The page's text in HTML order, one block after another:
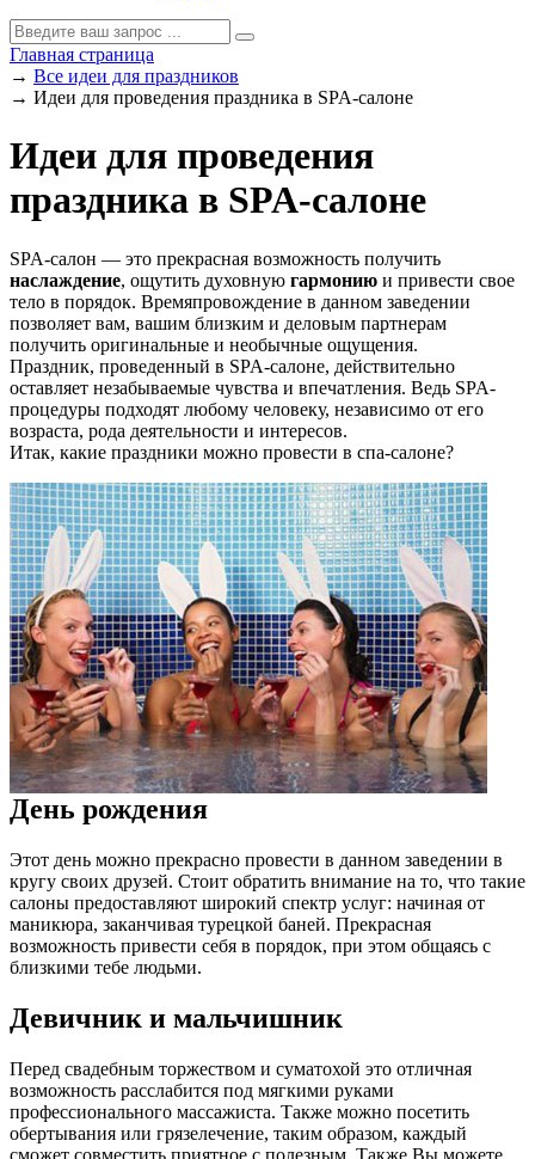
Главная страница
→ Все идеи для праздников
→ Идеи для проведения праздника в SPA-салоне
Идеи для проведения
праздника в SPA-салоне
SPA-салон — это прекрасная возможность получить
наслаждение, ощутить духовную гармонию и привести свое
тело в порядок. Времяпровождение в данном заведении
позволяет вам, вашим близким и деловым партнерам
получить оригинальные и необычные ощущения.
Праздник, проведенный в SPA-салоне, действительно
оставляет незабываемые чувства и впечатления. Ведь SPA-
процедуры подходят любому человеку, независимо от его
возраста, рода деятельности и интересов.
Итак, какие праздники можно провести в спа-салоне?
День рождения
Этот день можно прекрасно провести в данном заведении в
кругу своих друзей. Стоит обратить внимание на то, что такие
салоны предоставляют широкий спектр услуг: начиная от
маникюра, заканчивая турецкой баней. Прекрасная
возможность привести себя в порядок, при этом общаясь с
близкими тебе людьми.
Девичник и мальчишник
Перед свадебным торжеством и суматохой это отличная
возможность расслабится под мягкими руками
профессионального массажиста. Также можно посетить
обертывания или грязелечение, таким образом, каждый
сможет совместить приятное с полезным. Также Вы можете